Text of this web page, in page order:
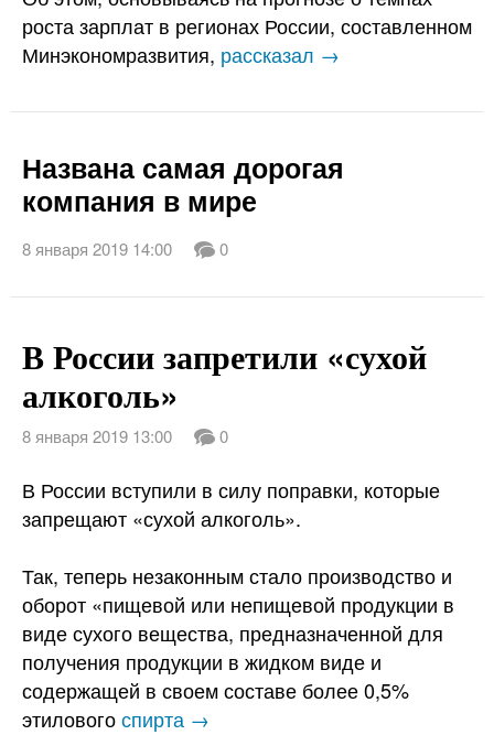
роста зарплат в регионах России, составленном
Минэкономразвития, рассказал →
Названа самая дорогая
компания в мире
8 января 2019 14:00 0
В России запретили «сухой
алкоголь»
8 января 2019 13:00 0
В России вступили в силу поправки, которые
запрещают «сухой алкоголь».
Так, теперь незаконным стало производство и
оборот «пищевой или непищевой продукции в
виде сухого вещества, предназначенной для
получения продукции в жидком виде и
содержащей в своем составе более 0,5%
этиловогоспирта →